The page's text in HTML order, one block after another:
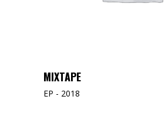
MIXTAPE
EP - 2018